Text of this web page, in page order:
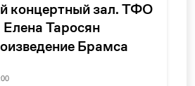
концертный зал. ТФО
Таросян
Брамса